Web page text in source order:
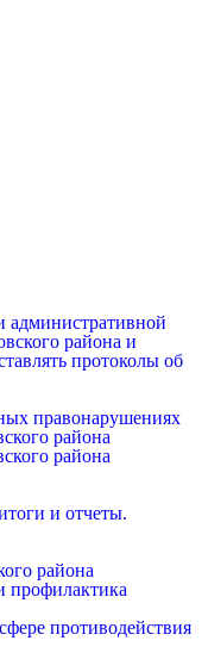
административной
района и
протоколы об
правонарушениях
района
района
и отчеты.
района
профилактика
противодействия